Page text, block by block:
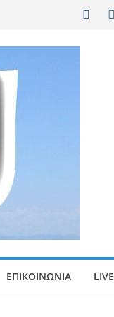
ΕΠΙΚΟΙΝΩΝΙΑ LIVE